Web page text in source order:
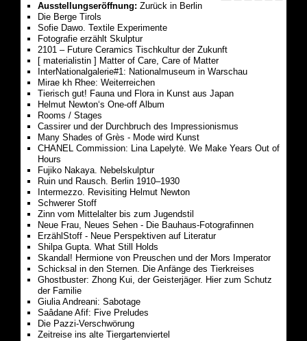
Ausstellungseröffnung: Zurück in Berlin
Die Berge Tirols
Sofie Dawo. Textile Experimente
Fotografie erzählt Skulptur
2101 – Future Ceramics Tischkultur der Zukunft
[ materialistin ] Matter of Care, Care of Matter
InterNationalgalerie#1: Nationalmuseum in Warschau
Mirae kh Rhee: Weiterreichen
Tierisch gut! Fauna und Flora in Kunst aus Japan
Helmut Newton‘s One-off Album
Rooms / Stages
Cassirer und der Durchbruch des Impressionismus
Many Shades of Grès - Mode wird Kunst
CHANEL Commission: Lina Lapelytė. We Make Years Out of
Hours
Fujiko Nakaya. Nebelskulptur
Ruin und Rausch. Berlin 1910–1930
Intermezzo. Revisiting Helmut Newton
Schwerer Stoff
Zinn vom Mittelalter bis zum Jugendstil
Neue Frau, Neues Sehen - Die Bauhaus-Fotografinnen
ErzählStoff - Neue Perspektiven auf Literatur
Shilpa Gupta. What Still Holds
Skandal! Hermione von Preuschen und der Mors Imperator
Schicksal in den Sternen. Die Anfänge des Tierkreises
Ghostbuster: Zhong Kui, der Geisterjäger. Hier zum Schutz
der Familie
Giulia Andreani: Sabotage
Saâdane Afif: Five Preludes
Die Pazzi-Verschwörung
Zeitreise ins alte Tiergartenviertel